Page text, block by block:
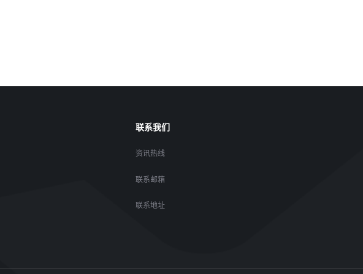
联系我们
资讯热线
联系邮箱
联系地址